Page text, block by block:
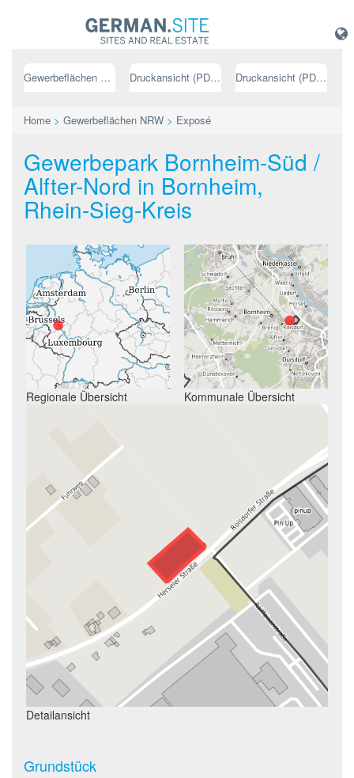
Gewerbeflächen NRW Druckansicht (PDF) // deutsch Druckansicht (PDF) // englisch
Home > Gewerbeflächen NRW > Exposé
Gewerbepark Bornheim-Süd /
Alfter-Nord in Bornheim,
Rhein-Sieg-Kreis
Regionale Übersicht Kommunale Übersicht
Detailansicht
Grundstück